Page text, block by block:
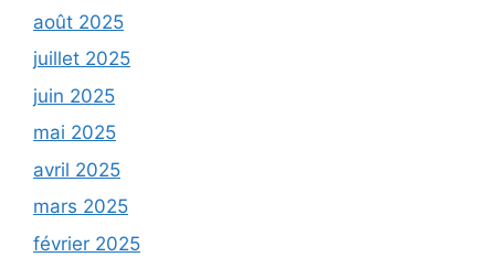
août 2025
juillet 2025
juin 2025
mai 2025
avril 2025
mars 2025
février 2025